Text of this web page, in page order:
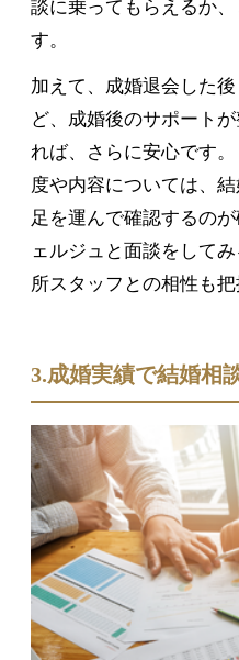
談に乗ってもらえるか
す。
加えて、成婚退会した
ど、成婚後のサポート
れば、さらに安心です
度や内容については、
足を運んで確認するの
ェルジュと面談をして
所スタッフとの相性も把
3.成婚実績で結婚相